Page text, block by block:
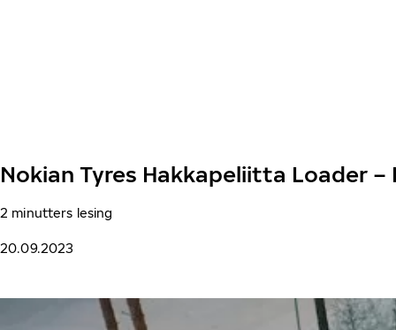
Nokian Tyres Hakkapeliitta Loader
2 minutters lesing
20.09.2023